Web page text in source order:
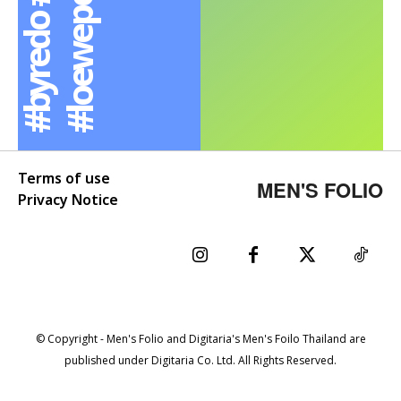
Terms of use
Privacy Notice
MEN'S FOLIO
© Copyright - Men's Folio and Digitaria's Men's Foilo Thailand are
published under Digitaria Co. Ltd. All Rights Reserved.